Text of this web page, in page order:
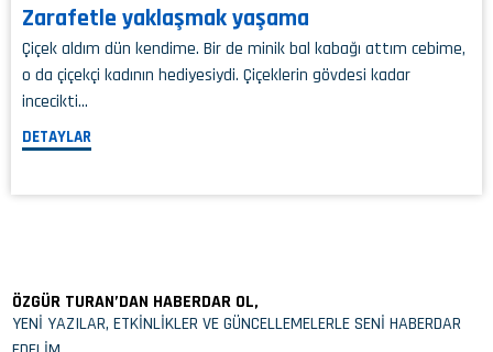
Zarafetle yaklaşmak yaşama
Çiçek aldım dün kendime. Bir de minik bal kabağı attım cebime,
o da çiçekçi kadının hediyesiydi. Çiçeklerin gövdesi kadar
incecikti…
DETAYLAR
ÖZGÜR TURAN’DAN HABERDAR OL,
YENİ YAZILAR, ETKİNLİKLER VE GÜNCELLEMELERLE SENİ HABERDAR